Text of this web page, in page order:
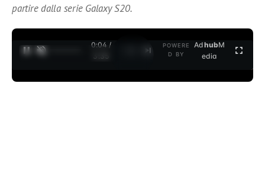
partire dalla serie Galaxy S20.
0:04 /
3:35
POWERE
D BY
AdhubM
edia